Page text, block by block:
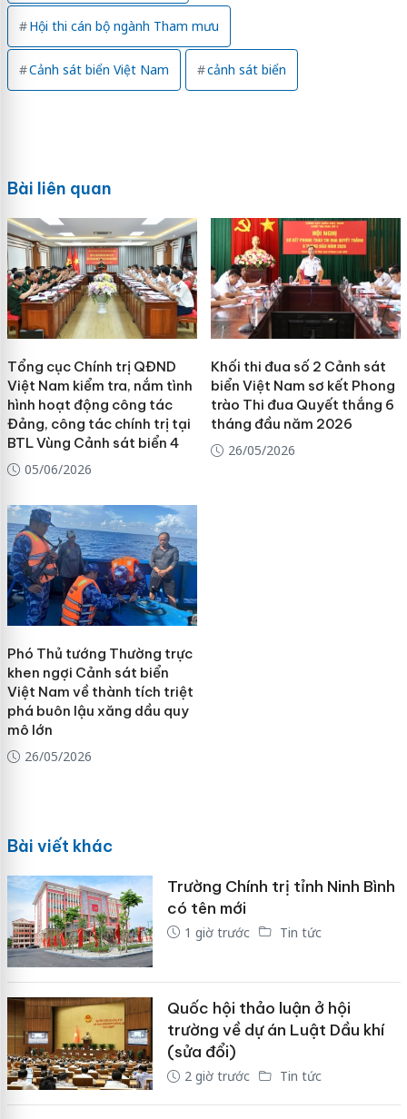
Hội thi cán bộ ngành Tham mưu
Cảnh sát biển Việt Nam cảnh sát biển
Bài liên quan
Tổng cục Chính trị QĐND
Việt Nam kiểm tra, nắm tình
hình hoạt động công tác
Đảng, công tác chính trị tại
BTL Vùng Cảnh sát biển 4
05/06/2026
Khối thi đua số 2 Cảnh sát
biển Việt Nam sơ kết Phong
trào Thi đua Quyết thắng 6
tháng đầu năm 2026
26/05/2026
Phó Thủ tướng Thường trực
khen ngợi Cảnh sát biển
Việt Nam về thành tích triệt
phá buôn lậu xăng dầu quy
mô lớn
26/05/2026
Bài viết khác
Trường Chính trị tỉnh Ninh Bình
có tên mới
1 giờ trước Tin tức
Quốc hội thảo luận ở hội
trường về dự án Luật Dầu khí
(sửa đổi)
2 giờ trước Tin tức